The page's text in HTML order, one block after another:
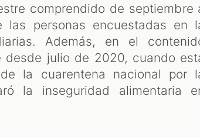
comprendido de septiembre
personas encuestadas en
Además, en el
desde julio de 2020, cuando
la cuarentena nacional por
la inseguridad alimentaria